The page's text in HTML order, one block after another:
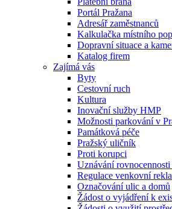
Portál Pražana
Adresář zaměstnanců
Kalkulačka místního
Dopravní situace a
Katalog firem
Zajímá vás
Byty
Cestovní ruch
Kultura
Inovační služby HMP
Možnosti parkování v
Památková péče
Pražský uličník
Proti korupci
Uznávání
Regulace venkovní
Označování ulic a domů
Žádost o vyjádření k